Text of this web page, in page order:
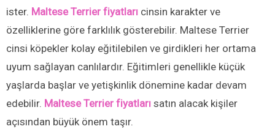
ister. Maltese Terrier fiyatları cinsin karakter ve
özelliklerine göre farklılık gösterebilir. Maltese Terrier
cinsi köpekler kolay eğitilebilen ve girdikleri her ortama
uyum sağlayan canlılardır. Eğitimleri genellikle küçük
yaşlarda başlar ve yetişkinlik dönemine kadar devam
edebilir. Maltese Terrier fiyatları satın alacak kişiler
açısından büyük önem taşır.